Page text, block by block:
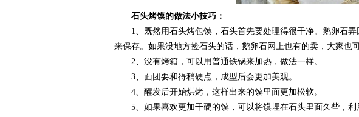
石头烤馍的做法小技巧：
1、既然用石头烤包馍，石头首先要处理得很干净。鹅卵石弄
来保存。如果没地方捡石头的话，鹅卵石网上也有的卖，大家也
2、没有烤箱，可以用普通铁锅来加热，做法一样。
3、面团要和得稍硬点，成型后会更加美观。
4、醒发后开始烘烤，这样出来的馍里面更加松软。
5、如果喜欢更加干硬的馍，可以将馍埋在石头里面久些，利